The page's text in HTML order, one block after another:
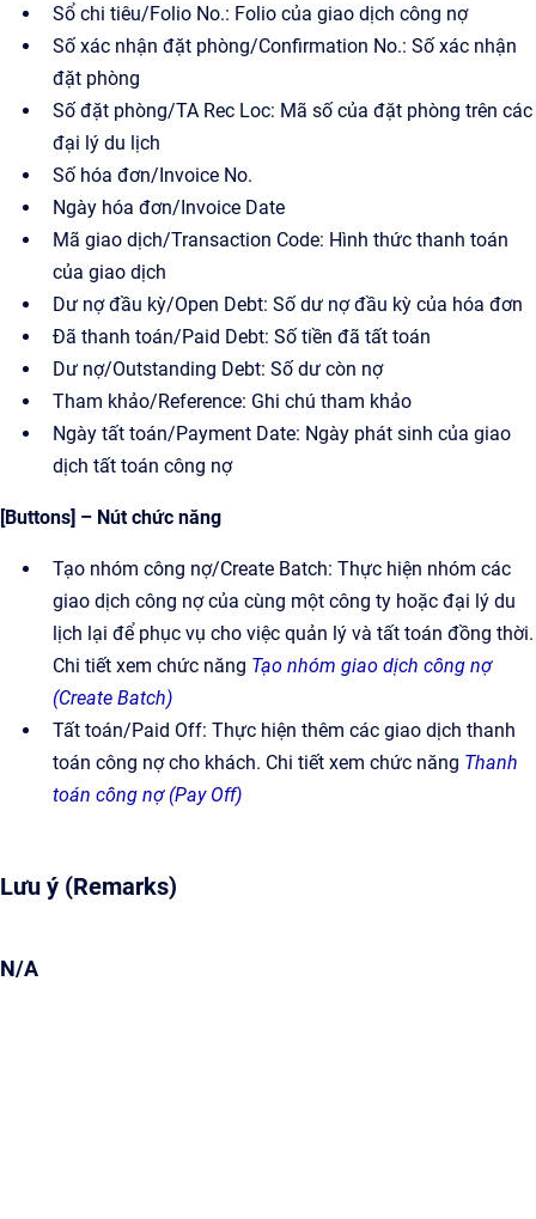
Sổ chi tiêu/Folio No.: Folio của giao dịch công nợ
Số xác nhận đặt phòng/Confirmation No.: Số xác nhận
đặt phòng
Số đặt phòng/TA Rec Loc: Mã số của đặt phòng trên các
đại lý du lịch
Số hóa đơn/Invoice No.
Ngày hóa đơn/Invoice Date
Mã giao dịch/Transaction Code: Hình thức thanh toán
của giao dịch
Dư nợ đầu kỳ/Open Debt: Số dư nợ đầu kỳ của hóa đơn
Đã thanh toán/Paid Debt: Số tiền đã tất toán
Dư nợ/Outstanding Debt: Số dư còn nợ
Tham khảo/Reference: Ghi chú tham khảo
Ngày tất toán/Payment Date: Ngày phát sinh của giao
dịch tất toán công nợ
[Buttons] – Nút chức năng
Tạo nhóm công nợ/Create Batch: Thực hiện nhóm các
giao dịch công nợ của cùng một công ty hoặc đại lý du
lịch lại để phục vụ cho việc quản lý và tất toán đồng thời.
Chi tiết xem chức năng Tạo nhóm giao dịch công nợ
(Create Batch)
Tất toán/Paid Off: Thực hiện thêm các giao dịch thanh
toán công nợ cho khách. Chi tiết xem chức năng Thanh
toán công nợ (Pay Off)
Lưu ý (Remarks)
N/A